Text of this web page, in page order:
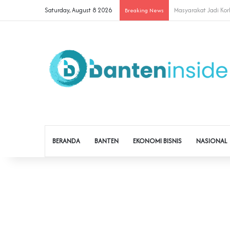
Saturday, August 8 2026 Breaking News Cegah Buruh
BERANDA BANTEN EKONOMI BISNIS NASIONAL